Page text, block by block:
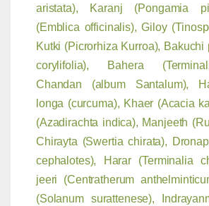
aristata), Karanj (Pongamia
(Emblica officinalis), Giloy
Kutki (Picrorhiza Kurroa), Bakuchi
corylifolia), Bahera
Chandan (album Santalum),
longa (curcuma), Khaer (Acacia
(Azadirachta indica), Manjeeth
Chirayta (Swertia chirata),
cephalotes), Harar (Terminalia
jeeri (Centratherum
(Solanum surattenese),